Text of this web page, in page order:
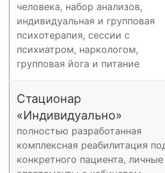
человека, набор анализов,
индивидуальная и групповая
психотерапия, cессии с
психиатром, наркологом,
групповая йога и питание
Стационар
«Индивидуально»
полностью разработанная
комплексная реабилитация
конкретного пациента, личные